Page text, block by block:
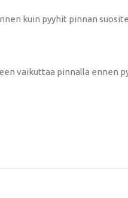
kuin pyyhit pinnan
vaikuttaa pinnalla ennen